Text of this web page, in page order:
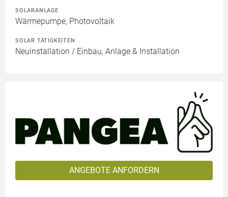
SOLARANLAGE
Wärmepumpe, Photovoltaik
SOLAR TÄTIGKEITEN
Neuinstallation / Einbau, Anlage & Installation
ANGEBOTE ANFORDERN